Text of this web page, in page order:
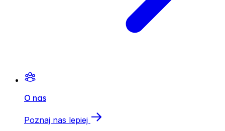
O nas
Poznaj nas lepiej